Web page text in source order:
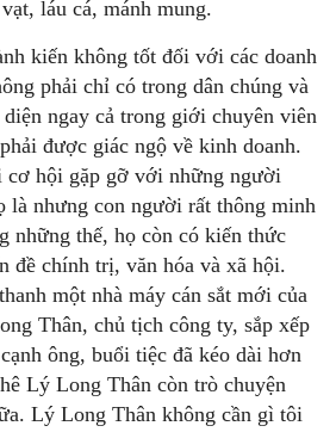
láu cá, mánh mung.
kiến không tốt đối với các doanh
phải chỉ có trong dân chúng và
ngay cả trong giới chuyên viên
được giác ngộ về kinh doanh.
cơ hội gặp gỡ với những người
là nhưng con người rất thông minh
những thế, họ còn có kiến thức
đề chính trị, văn hóa và xã hội.
một nhà máy cán sắt mới của
Thân, chủ tịch công ty, sắp xếp
ông, buổi tiệc đã kéo dài hơn
Lý Long Thân còn trò chuyện
Lý Long Thân không cần gì tôi